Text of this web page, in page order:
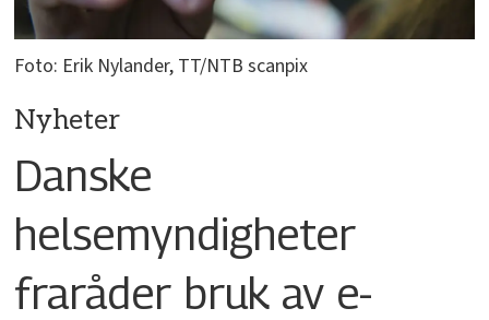
Foto: Erik Nylander, TT/NTB scanpix
Nyheter
Danske
helsemyndigheter
fraråder bruk av e-